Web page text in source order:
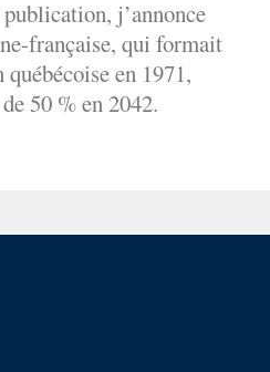
j’annonce
française, qui formait
en 1971,
50 % en 2042.